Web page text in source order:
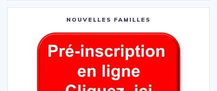
NOUVELLES FAMILLES